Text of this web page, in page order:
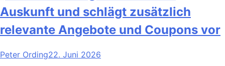
Auskunft und schlägt zusätzlich
relevante Angebote und Coupons vor
Peter Ording22. Juni 2026